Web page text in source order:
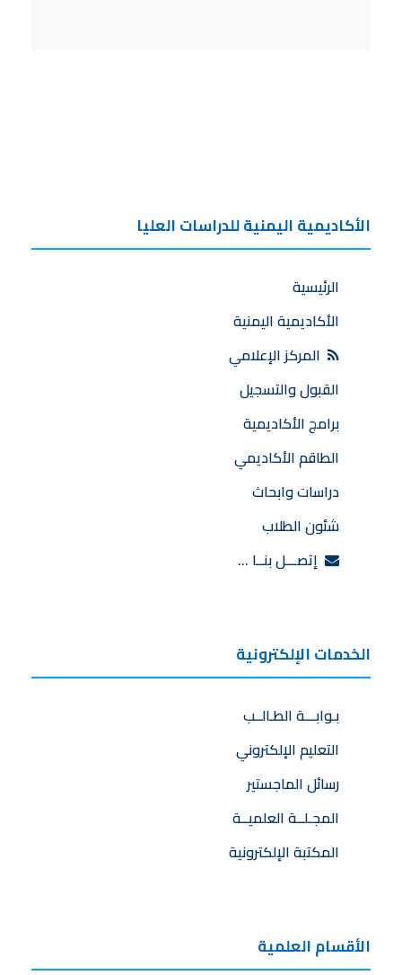
الأكاديمية اليمنية للدراسات العليا
الرئيسية
الأكاديمية اليمنية
المركز الإعلامي
القبول والتسجيل
برامج الأكاديمية
الطاقم الأكاديمي
دراسات وابحاث
شئون الطلاب
إتصـــل بنــا …
الخدمات الإلكترونية
بـوابـــة الطـالــب
التعليم الإلكتروني
رسائل الماجستير
المجـلــة العلميــة
المكتبة الإلكترونية
الأقسام العلمية